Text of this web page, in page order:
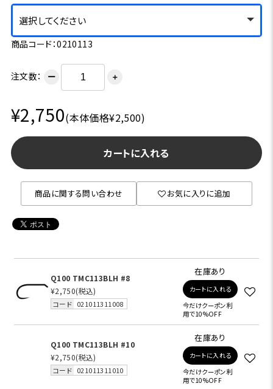
選択してください
商品コード：0210113
注文数： ー ＋
¥2,750(本体価格¥2,500)
カートに入れる
商品に関する問い合わせ お気に入りに追加
Q100 TMC113BLH #8
¥2,750(税込)
コード 021011311008
在庫あり
カートに入れる
今だけクーポン利
用で10%OFF
Q100 TMC113BLH #10
¥2,750(税込)
コード 021011311010
在庫あり
カートに入れる
今だけクーポン利
用で10%OFF